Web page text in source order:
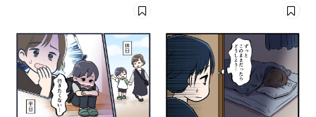
の無視・やつあたりに振り